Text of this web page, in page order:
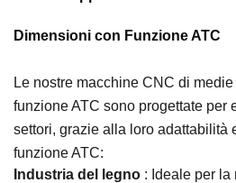
Dimensioni con Funzione ATC
Le nostre macchine CNC di
funzione ATC sono progettate per
settori, grazie alla loro adattabilità
funzione ATC:
Industria del legno : Ideale per